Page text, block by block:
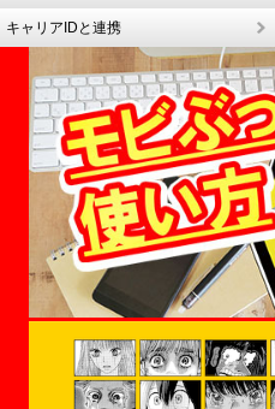
キャリアIDと連携